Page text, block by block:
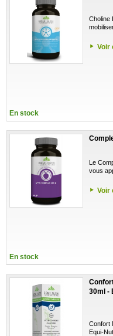
Choline
Voir
En stock
Le
vous
Voir
En stock
30ml -
Confort
Equi-